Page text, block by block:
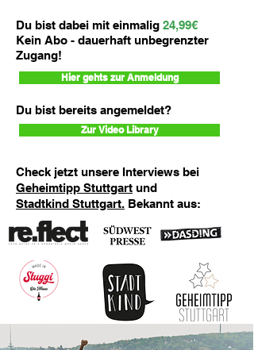
Du bist dabei mit einmalig 24,99€
Kein Abo - dauerhaft unbegrenzter
Zugang!
Hier gehts zur Anmeldung
Du bist bereits angemeldet?
Zur Video Library
Check jetzt unsere Interviews bei
Geheimtipp Stuttgart und
Stadtkind Stuttgart. Bekannt aus: